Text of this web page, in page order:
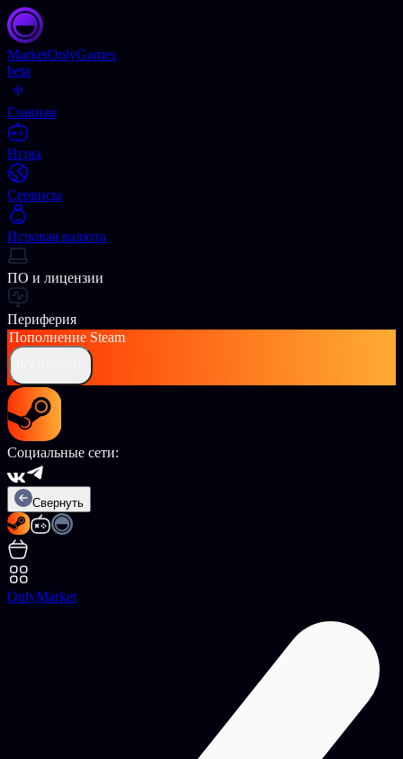
MarketOnlyGames
beta
Главная
Игры
Сервисы
Игровая валюта
ПО и лицензии
Периферия
Пополнение Steam
Социальные сети:
Свернуть
OnlyMarket